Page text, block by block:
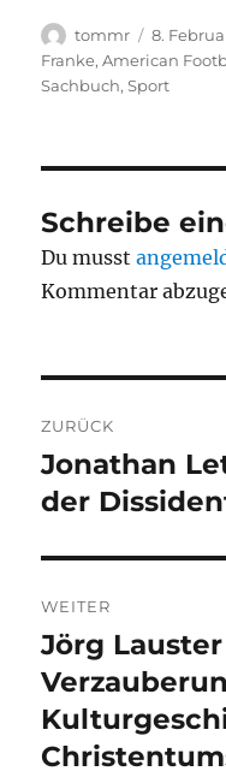
Autor
tommr
am
8.
Franke,American
Sachbuch,Sport
Schreibe
Du musst
Kommentar
ZURÜCK
Vorheriger
Beitrag:
Jonathan
der
WEITER
Nächster
Beitrag:
Jörg